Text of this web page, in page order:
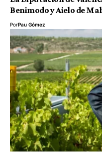
Benimodo y Aielo de
PorPau Gómez